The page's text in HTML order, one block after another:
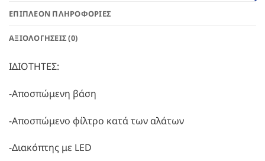
ΕΠΙΠΛΈΟΝ ΠΛΗΡΟΦΟΡΊΕΣ
ΑΞΙΟΛΟΓΉΣΕΙΣ (0)
ΙΔΙΟΤΗΤΕΣ:
-Αποσπώμενη βάση
-Αποσπώμενο φίλτρο κατά των αλάτων
-Διακόπτης με LED